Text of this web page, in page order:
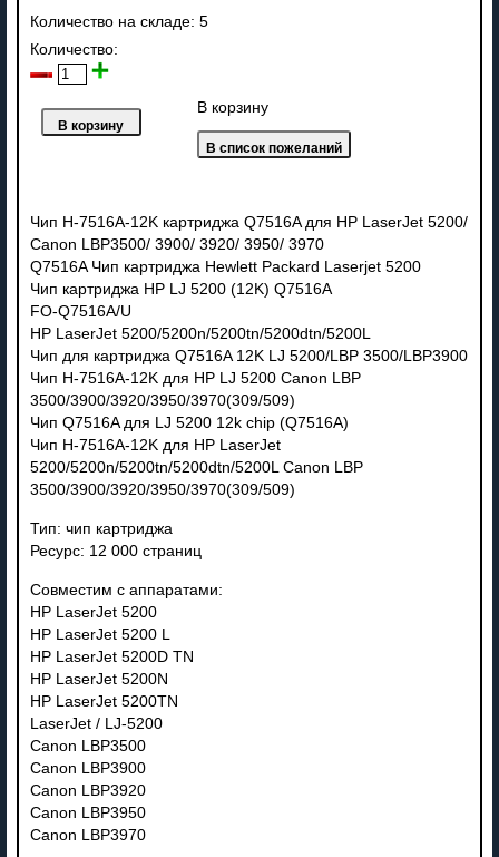
Количество на складе: 5
Количество:
В корзину
Чип H-7516A-12K картриджа Q7516A для HP LaserJet 5200/
Canon LBP3500/ 3900/ 3920/ 3950/ 3970
Q7516A Чип картриджа Hewlett Packard Laserjet 5200
Чип картриджа HP LJ 5200 (12K) Q7516A
FO-Q7516A/U
HP LaserJet 5200/5200n/5200tn/5200dtn/5200L
Чип для картриджа Q7516A 12K LJ 5200/LBP 3500/LBP3900
Чип H-7516A-12K для HP LJ 5200 Canon LBP
3500/3900/3920/3950/3970(309/509)
Чип Q7516A для LJ 5200 12k chip (Q7516A)
Чип H-7516A-12K для HP LaserJet
5200/5200n/5200tn/5200dtn/5200L Canon LBP
3500/3900/3920/3950/3970(309/509)
Тип: чип картриджа
Ресурс: 12 000 страниц
Совместим с аппаратами:
HP LaserJet 5200
HP LaserJet 5200 L
HP LaserJet 5200D TN
HP LaserJet 5200N
HP LaserJet 5200TN
LaserJet / LJ-5200
Canon LBP3500
Canon LBP3900
Canon LBP3920
Canon LBP3950
Canon LBP3970